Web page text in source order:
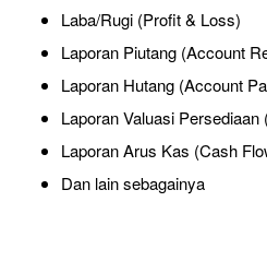
Laba/Rugi (Profit & Loss)
Laporan Piutang (Account
Laporan Hutang (Account
Laporan Valuasi
Laporan Arus Kas (Cash
Dan lain sebagainya